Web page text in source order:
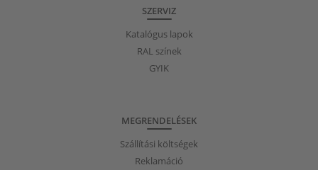
SZERVIZ
Katalógus lapok
RAL színek
GYIK
MEGRENDELÉSEK
Szállítási költségek
Reklamáció